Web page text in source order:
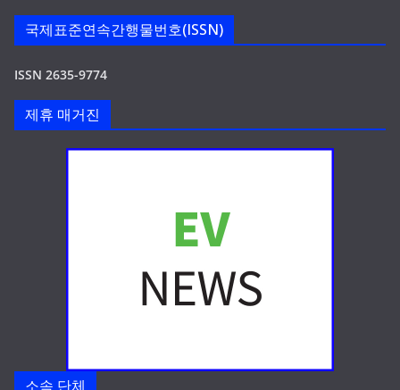
국제표준연속간행물번호(ISSN)
ISSN 2635-9774
제휴 매거진
소속 단체